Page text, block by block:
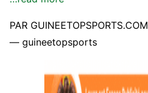
PAR GUINEETOPSPORTS.COM
— guineetopsports